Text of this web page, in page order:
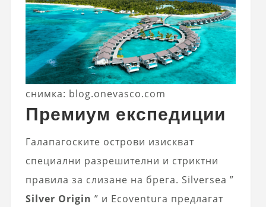
снимка: blog.onevasco.com
Премиум експедиции
Галапагоските острови изискват
специални разрешителни и стриктни
правила за слизане на брега. Silversea ”
Silver Origin ” и Ecoventura предлагат